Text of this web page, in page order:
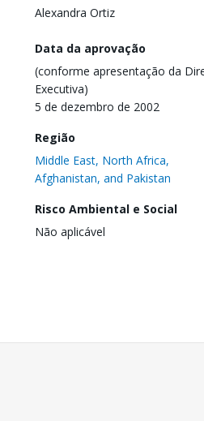
Alexandra Ortiz
Data da aprovação
(conforme apresentação da
Executiva)
5 de dezembro de 2002
Região
Middle East, North Africa,
Afghanistan, and Pakistan
Risco Ambiental e Social
Não aplicável